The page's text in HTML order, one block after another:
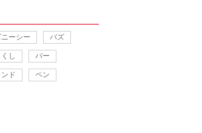
ーシー バズ
くし バー
ンド ペン